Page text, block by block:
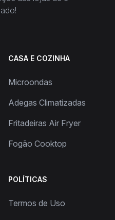
CASA E COZINHA
Microondas
Adegas Climatizadas
Fritadeiras Air Fryer
Fogão Cooktop
POLÍTICAS
Termos de Uso